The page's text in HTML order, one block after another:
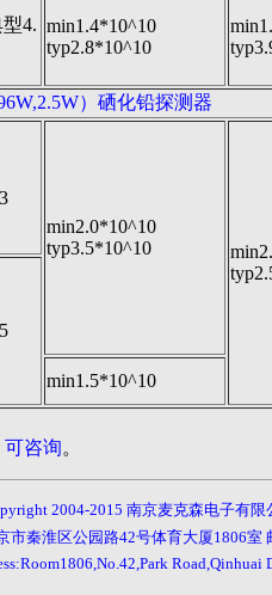
4. min1.4*10^10
typ2.8*10^10
）硒化铅探测器
min2.0*10^10
typ3.5*10^10
min1.5*10^10
可咨询。
2004-2015 南京麦克森电子有限
市秦淮区公园路42号体育大厦1806室
No.42,ParkRoad,Qinhuai